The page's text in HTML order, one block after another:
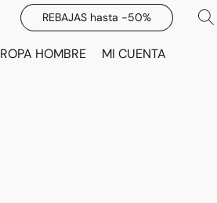
REBAJAS hasta -50%
ROPA HOMBRE MI CUENTA